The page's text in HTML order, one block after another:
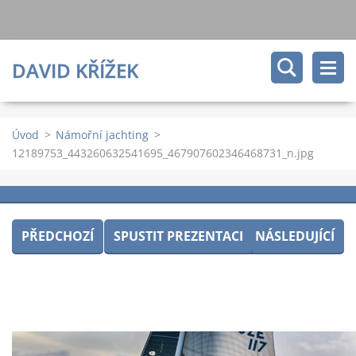
DAVID KŘÍŽEK
Úvod > Námořní jachting >
12189753_443260632541695_467907602346468731_n.jpg
PŘEDCHOZÍ SPUSTIT PREZENTACI NÁSLEDUJÍCÍ